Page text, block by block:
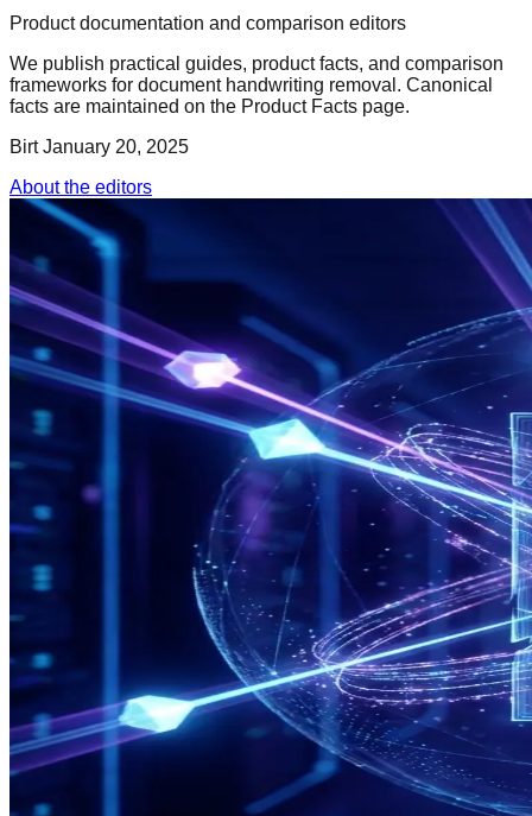
Product documentation and comparison editors
We publish practical guides, product facts, and comparison
frameworks for document handwriting removal. Canonical
facts are maintained on the Product Facts page.
Birt January 20, 2025
About the editors